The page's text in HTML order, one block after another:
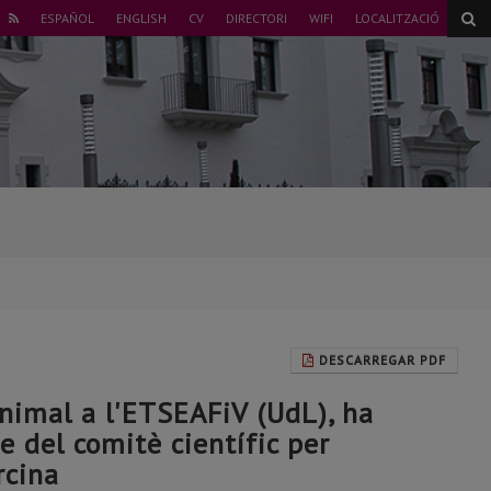
RSS ESPAÑOL ENGLISH CV DIRECTORI WIFI LOCALITZACIÓ
DESCARREGAR PDF
a l'ETSEAFiV (UdL), ha
del comitè científic per